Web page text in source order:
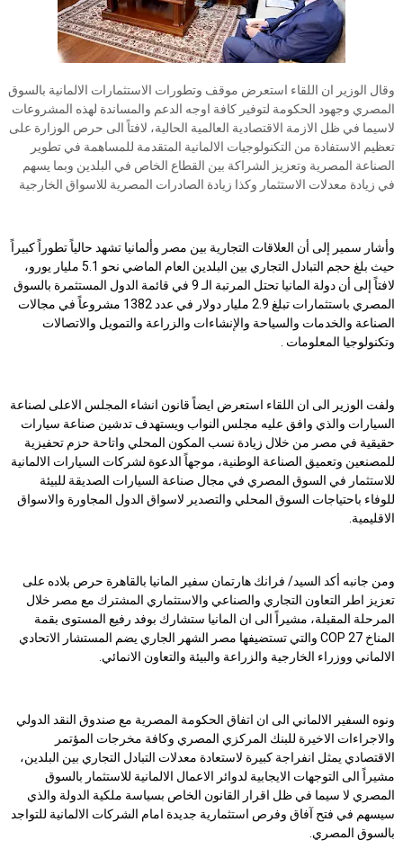
وقال الوزير ان اللقاء استعرض موقف وتطورات الاستثمارات الالمانية بالسوق
المصري وجهود الحكومة لتوفير كافة اوجه الدعم والمساندة لهذه المشروعات
لاسيما في ظل الازمة الاقتصادية العالمية الحالية، لافتاً الى حرص الوزارة على
تعظيم الاستفادة من التكنولوجيات الالمانية المتقدمة للمساهمة في تطوير
الصناعة المصرية وتعزيز الشراكة بين القطاع الخاص في البلدين وبما يسهم
في زيادة معدلات الاستثمار وكذا زيادة الصادرات المصرية للاسواق الخارجية
وأشار سمير إلى أن العلاقات التجارية بين مصر وألمانيا تشهد حالياً تطوراً كبيراً
حيث بلغ حجم التبادل التجاري بين البلدين العام الماضي نحو 5.1 مليار يورو،
لافتاً إلى أن دولة المانيا تحتل المرتبة الـ 9 في قائمة الدول المستثمرة بالسوق
المصري باستثمارات تبلغ 2.9 مليار دولار في عدد 1382 مشروعاً في مجالات
الصناعة والخدمات والسياحة والإنشاءات والزراعة والتمويل والاتصالات
وتكنولوجيا المعلومات .
ولفت الوزير الى ان اللقاء استعرض ايضاً قانون انشاء المجلس الاعلى لصناعة
السيارات والذي وافق عليه مجلس النواب ويستهدف تدشين صناعة سيارات
حقيقية في مصر من خلال زيادة نسب المكون المحلي واتاحة حزم تحفيزية
للمصنعين وتعميق الصناعة الوطنية، موجهاً الدعوة لشركات السيارات الالمانية
للاستثمار في السوق المصري في مجال صناعة السيارات الصديقة للبيئة
للوفاء باحتياجات السوق المحلي والتصدير لاسواق الدول المجاورة والاسواق
الاقليمية.
ومن جانبه أكد السيد/ فرانك هارتمان سفير المانيا بالقاهرة حرص بلاده على
تعزيز اطر التعاون التجاري والصناعي والاستثماري المشترك مع مصر خلال
المرحلة المقبلة، مشيراً الى ان المانيا ستشارك بوفد رفيع المستوى بقمة
المناخ COP 27 والتي تستضيفها مصر الشهر الجاري يضم المستشار الاتحادي
الالماني ووزراء الخارجية والزراعة والبيئة والتعاون الانمائي.
ونوه السفير الالماني الى ان اتفاق الحكومة المصرية مع صندوق النقد الدولي
والاجراءات الاخيرة للبنك المركزي المصري وكافة مخرجات المؤتمر
الاقتصادي يمثل انفراجة كبيرة لاستعادة معدلات التبادل التجاري بين البلدين،
مشيراً الى التوجهات الايجابية لدوائر الاعمال الالمانية للاستثمار بالسوق
المصري لا سيما في ظل اقرار القانون الخاص بسياسة ملكية الدولة والذي
سيسهم في فتح آفاق وفرص استثمارية جديدة امام الشركات الالمانية للتواجد
بالسوق المصري.